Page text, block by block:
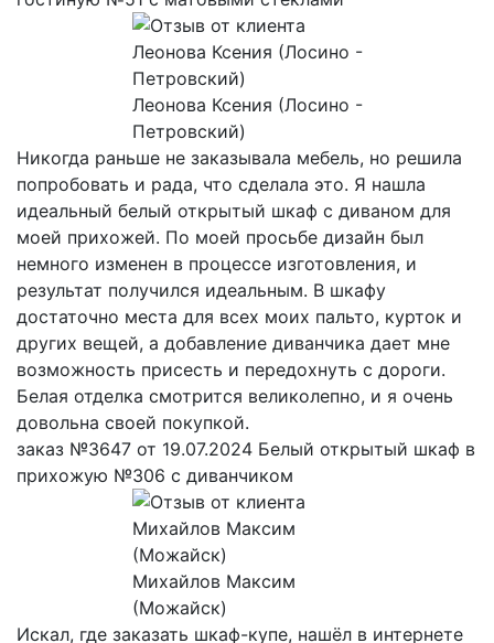
Леонова Ксения (Лосино -
Петровский)
Никогда раньше не заказывала мебель, но решила
попробовать и рада, что сделала это. Я нашла
идеальный белый открытый шкаф с диваном для
моей прихожей. По моей просьбе дизайн был
немного изменен в процессе изготовления, и
результат получился идеальным. В шкафу
достаточно места для всех моих пальто, курток и
других вещей, а добавление диванчика дает мне
возможность присесть и передохнуть с дороги.
Белая отделка смотрится великолепно, и я очень
довольна своей покупкой.
заказ №3647 от 19.07.2024 Белый открытый шкаф в
прихожую №306 с диванчиком
Михайлов Максим
(Можайск)
Искал, где заказать шкаф-купе, нашёл в интернете